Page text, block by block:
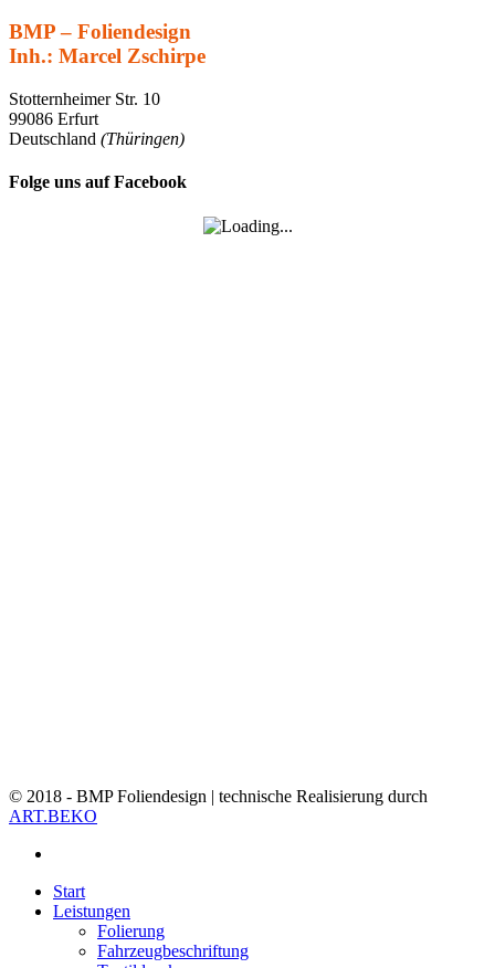
BMP – Foliendesign
Inh.: Marcel Zschirpe
Stotternheimer Str. 10
99086 Erfurt
Deutschland (Thüringen)
Folge uns auf Facebook
© 2018 - BMP Foliendesign | technische Realisierung durch
ART.BEKO
Close
Menu
Start
Leistungen
Folierung
Fahrzeugbeschriftung